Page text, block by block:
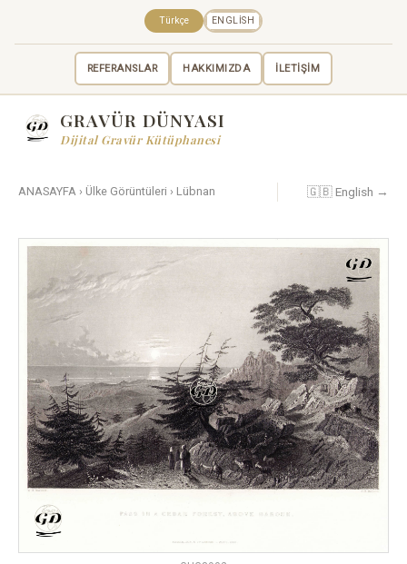
REFERANSLAR HAKKIMIZDA İLETİŞİM
Türkçe ENGLISH
GRAVÜR DÜNYASI
Dijital Gravür Kütüphanesi
ANASAYFA › Ülke Görüntüleri › Lübnan 🇬🇧 English →